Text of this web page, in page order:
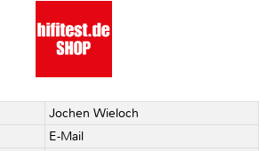
Jochen Wieloch
E-Mail